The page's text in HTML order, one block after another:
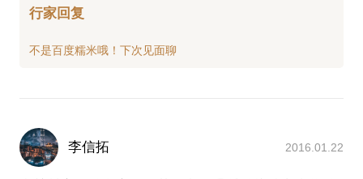
行家回复
李信拓 2016.01.22